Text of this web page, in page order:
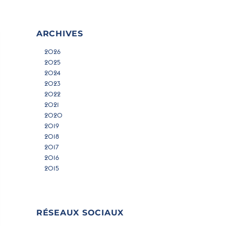
ARCHIVES
2026
2025
2024
2023
2022
2021
2020
2019
2018
2017
2016
2015
RÉSEAUX SOCIAUX